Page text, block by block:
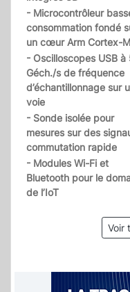
- Microcontrôleur
consommation fondé
un cœur Arm Cortex-
- Oscilloscopes USB à
Géch./s de fréquence
d’échantillonnage sur
voie
- Sonde isolée pour
mesures sur des
commutation rapide
- Modules Wi-Fi et
Bluetooth pour le
de l’IoT
Voir